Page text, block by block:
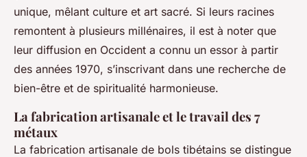
unique, mêlant culture et art sacré. Si leurs racines
remontent à plusieurs millénaires, il est à noter que
leur diffusion en Occident a connu un essor à partir
des années 1970, s’inscrivant dans une recherche de
bien-être et de spiritualité harmonieuse.
La fabrication artisanale et le travail des 7
métaux
La fabrication artisanale de bols tibétains se distingue